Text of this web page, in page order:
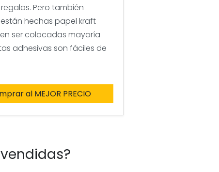
Pero también
están hechas papel kraft
ser colocadas mayoría
adhesivas son fáciles de
al MEJOR PRECIO